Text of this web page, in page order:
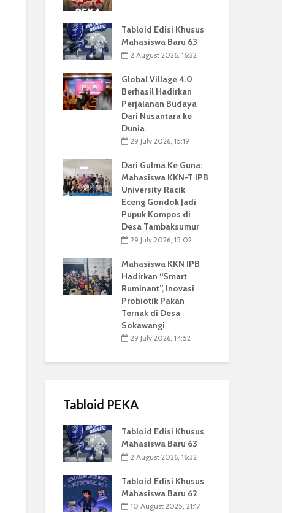
Tabloid Edisi Khusus
Mahasiswa Baru 63
2 August 2026, 16:32
Global Village 4.0
Berhasil Hadirkan
Perjalanan Budaya
Dari Nusantara ke
Dunia
29 July 2026, 15:19
Dari Gulma Ke Guna:
Mahasiswa KKN-T IPB
University Racik
Eceng Gondok Jadi
Pupuk Kompos di
Desa Tambaksumur
29 July 2026, 15:02
Mahasiswa KKN IPB
Hadirkan “Smart
Ruminant”, Inovasi
Probiotik Pakan
Ternak di Desa
Sokawangi
29 July 2026, 14:52
Tabloid PEKA
Tabloid Edisi Khusus
Mahasiswa Baru 63
2 August 2026, 16:32
Tabloid Edisi Khusus
Mahasiswa Baru 62
10 August 2025, 21:17